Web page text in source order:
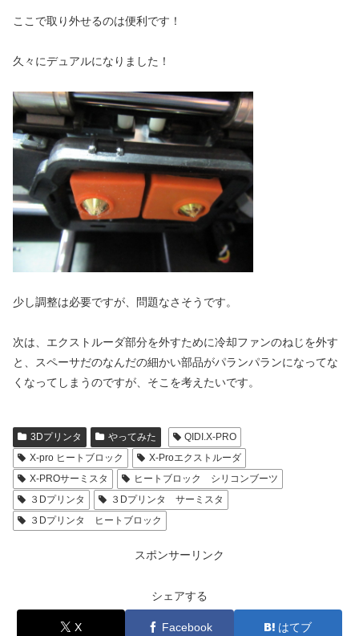
ここで取り外せるのは便利です！
久々にデュアルになりました！
少し調整は必要ですが、問題なさそうです。
次は、エクストルーダ部分を外すために冷却ファンのねじを外す
と、スペーサだのなんだの細かい部品がパランパランになってな
くなってしまうのですが、そこを考えたいです。
3Dプリンタ やってみた
QIDI.X-PRO
X-pro ヒートブロック
X-Proエクストルーダ
X-PROサーミスタ
ヒートブロック シリコンブーツ
３Dプリンタ
３Dプリンタ サーミスタ
３Dプリンタ ヒートブロック
スポンサーリンク
シェアする
X Facebook はてブ